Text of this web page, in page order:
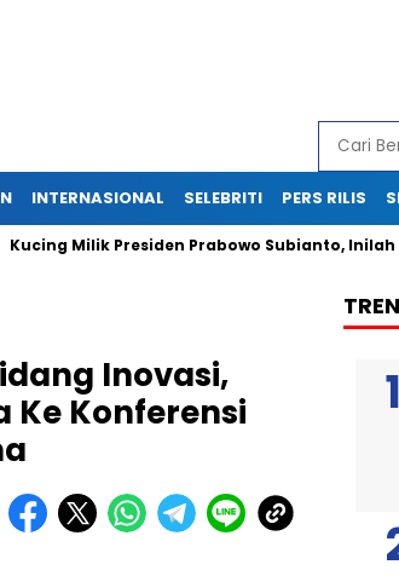
INTERNASIONAL SELEBRITI PERS RILIS
Milik Presiden Prabowo Subianto, Inilah
Inovasi,
Ke Konferensi